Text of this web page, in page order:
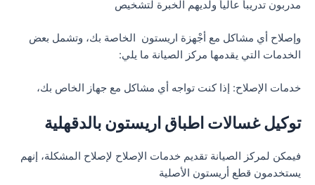
مدربون تدريباً عالياً ولديهم الخبرة لتشخيص
وإصلاح أي مشاكل مع أجْهزة اريستون الخاصة بك، وتشمل بعض
الخدمات التي يقدمها مركز الصيانة ما يلي:
خدمات الإصلاح: إذا كنت تواجه أي مشاكل مع جهاز الخاص بك،
توكيل غسالات اطباق اريستون بالدقهلية
فيمكن لمركز الصيانة تقديم خدمات الإصلاح لإصلاح المشكلة، إنهم
يستخدمون قطع أريستون الأصلية